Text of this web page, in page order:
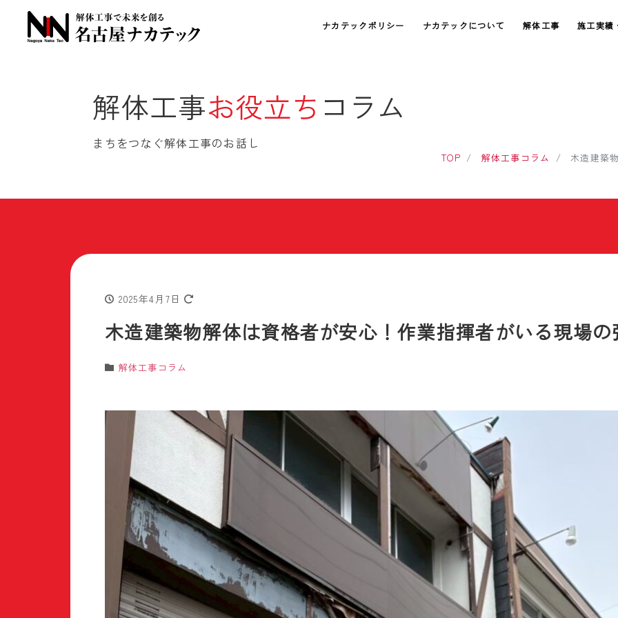
ナカテックポリシー ナカテックについて 解体工事 施工実績
解体工事お役立ち コラム
まちをつなぐ解体工事のお話し
TOP 解体工事コラム 木造建築
2025年4月7日
木造建築物解体は資格者が安心！作業指揮者がいる現場の
解体工事コラム